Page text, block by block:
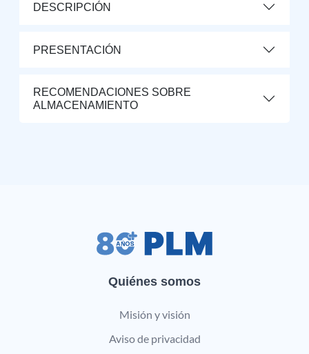
DESCRIPCIÓN
PRESENTACIÓN
RECOMENDACIONES SOBRE
ALMACENAMIENTO
Quiénes somos
Misión y visión
Aviso de privacidad